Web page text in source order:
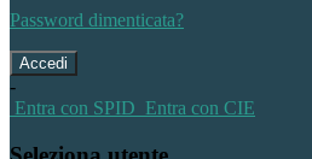
Password dimenticata?
-
Entra con SPID Entra con CIE